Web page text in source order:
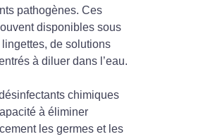
pathogènes. Ces
disponibles sous
de solutions
à diluer dans l’eau.
chimiques
à éliminer
les germes et les